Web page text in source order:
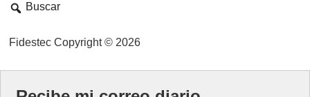
Buscar
Fidestec Copyright © 2026